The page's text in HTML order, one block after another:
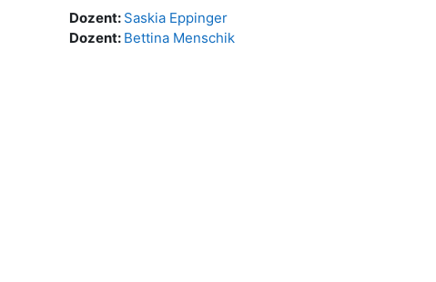
Dozent: Saskia Eppinger
Dozent: Bettina Menschik